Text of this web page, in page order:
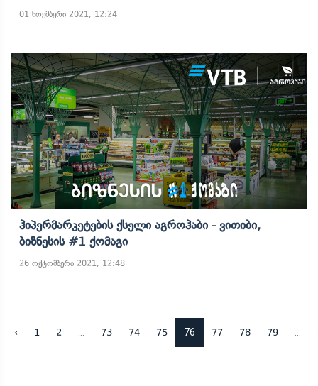
01 ნოემბერი 2021, 12:24
Ჰიპერმარკეტების Ქსელი Აგროჰაბი - Ვითიბი,
Ბიზნესის #1 Ქომაგი
26 ოქტომბერი 2021, 12:48
‹ 1 2 73 74 75 76 77 78 79